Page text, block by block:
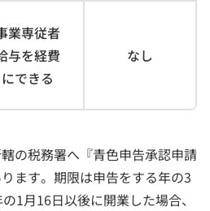
業専従者
与を経費
にできる
なし
の税務署へ『青色申告承認申請
ます。期限は申告をする年の3
1月16日以後に開業した場合、